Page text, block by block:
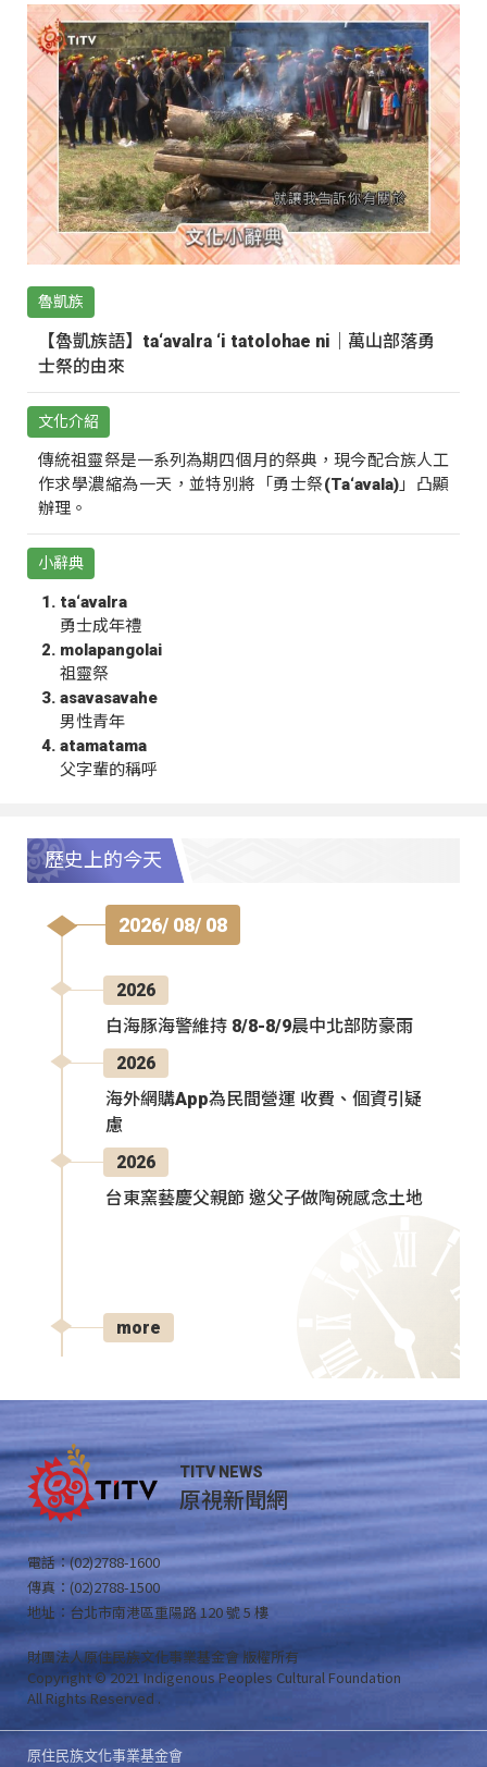
魯凱族
【魯凱族語】ta‘avalra ‘i tatolohae ni｜萬山部落勇
士祭的由來
文化介紹
傳統祖靈祭是一系列為期四個月的祭典，現今配合族人工
作求學濃縮為一天，並特別將「勇士祭(Ta‘avala)」凸顯
辦理。
小辭典
ta‘avalra
勇士成年禮
molapangolai
祖靈祭
asavasavahe
男性青年
atamatama
父字輩的稱呼
歷史上的今天
2026/ 08/ 08
2026
白海豚海警維持 8/8-8/9晨中北部防豪雨
2026
海外網購App為民間營運 收費、個資引疑
慮
2026
台東窯藝慶父親節 邀父子做陶碗感念土地
more
TITV NEWS
原視新聞網
電話：(02)2788-1600
傳真：(02)2788-1500
地址：台北市南港區重陽路 120 號 5 樓
財團法人原住民族文化事業基金會 版權所有
Copyright © 2021 Indigenous Peoples Cultural Foundation
All Rights Reserved .
原住民族文化事業基金會